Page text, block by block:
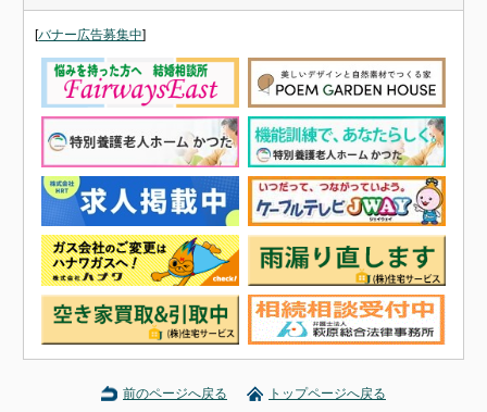
[バナー広告募集中]
前のページへ戻る トップページへ戻る